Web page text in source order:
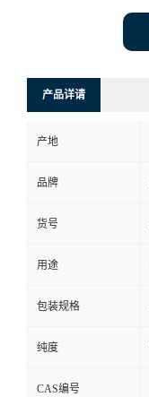
产品详请
产地
品牌
货号
用途
包装规格
纯度
CAS编号